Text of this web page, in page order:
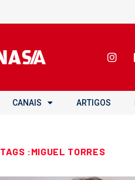
CANAIS ARTIGOS
TAGS :MIGUEL TORRES